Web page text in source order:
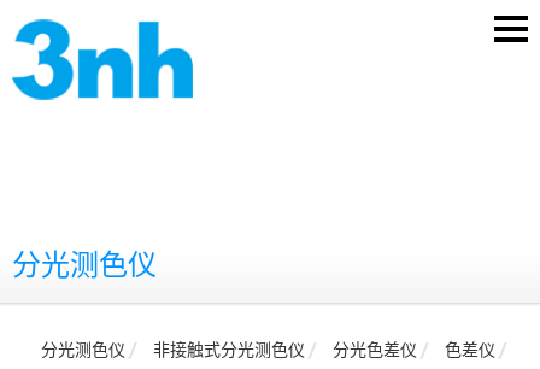
分光测色仪
分光测色仪 非接触式分光测色仪 分光色差仪 色差仪